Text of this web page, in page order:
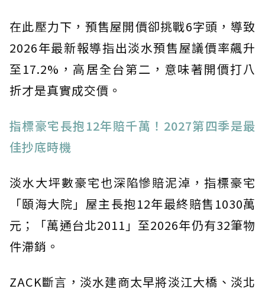
在此壓力下，預售屋開價卻挑戰6字頭，導致
2026年最新報導指出淡水預售屋議價率飆升
至17.2%，高居全台第二，意味著開價打八
折才是真實成交價。
指標豪宅長抱12年賠千萬！2027第四季是最
佳抄底時機
淡水大坪數豪宅也深陷慘賠泥淖，指標豪宅
「頤海大院」屋主長抱12年最終賠售1030萬
元；「萬通台北2011」至2026年仍有32筆物
件滯銷。
ZACK斷言，淡水建商太早將淡江大橋、淡北